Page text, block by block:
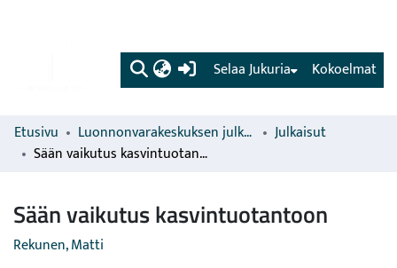
(current) Kokoelmat
Selaa Jukuria
Etusivu Luonnonvarakeskuksen julkaisut
Julkaisut
Sään vaikutus kasvintuotantoon
Sään vaikutus kasvintuotantoon
Rekunen, Matti